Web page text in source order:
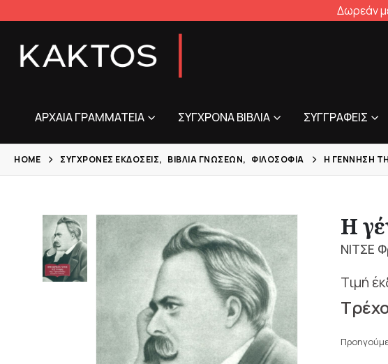
Δωρεάν
ΑΡΧΑΊΑ ΓΡΑΜΜΑΤΕΊΑ ΣΎΓΧΡΟΝΑ ΒΙΒΛΊΑ ΣΥΓΓΡΑΦΕΊΣ
HOME ΣΎΓΧΡΟΝΕΣ ΕΚΔΌΣΕΙΣ, ΒΙΒΛΊΑ ΓΝΏΣΕΩΝ, ΦΙΛΟΣΟΦΊΑ Η ΓΈΝΝΗΣΗ
Η
ΝΙΤΣΕ
price
was:
12,72